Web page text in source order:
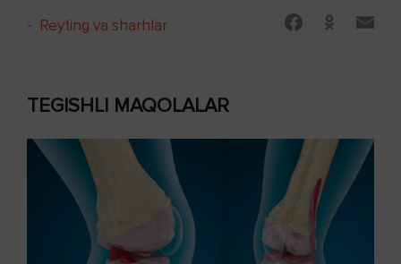
- Reyting va sharhlar
TEGISHLI MAQOLALAR